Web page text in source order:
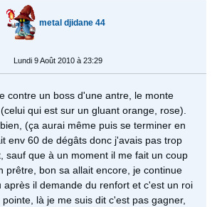
metal djidane 44
Lundi 9 Août 2010 à 23:29
contre un boss d'une antre, le monte
qui est sur un gluant orange, rose).
(ça aurai même puis se terminer en
env 60 de dégâts donc j'avais pas trop
sauf que à un moment il me fait un coup
prêtre, bon sa allait encore, je continue
après il demande du renfort et c'est un roi
là je me suis dit c'est pas gagner,